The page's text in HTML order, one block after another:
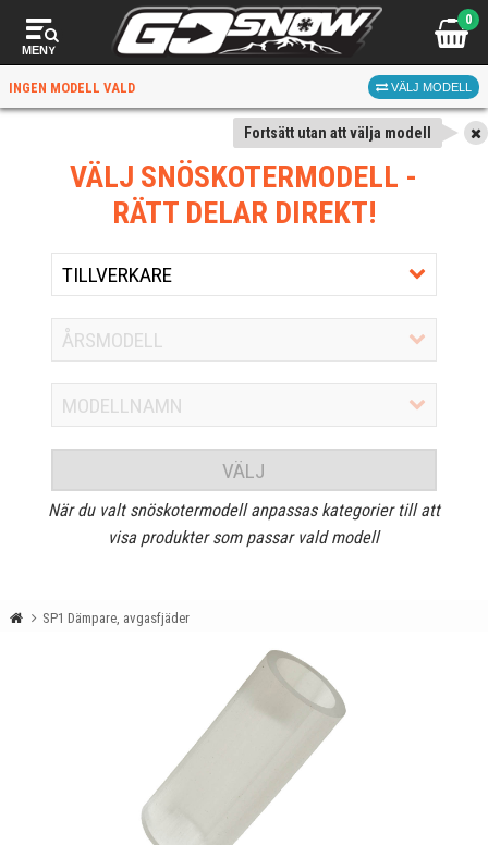
MENY
0
INGEN MODELL VALD VÄLJ MODELL
Fortsätt utan att välja modell
VÄLJ SNÖSKOTERMODELL -
RÄTT DELAR DIREKT!
VÄLJ
När du valt snöskotermodell anpassas kategorier till att
visa produkter som passar vald modell
SP1 Dämpare, avgasfjäder